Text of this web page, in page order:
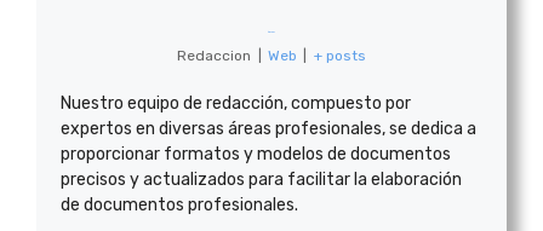
Redaccion Web + posts
Nuestro equipo de redacción, compuesto por
expertos en diversas áreas profesionales, se dedica a
proporcionar formatos y modelos de documentos
precisos y actualizados para facilitar la elaboración
de documentos profesionales.